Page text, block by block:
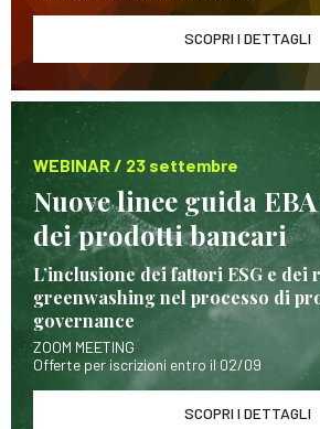
SCOPRI I DETTAGLI
WEBINAR / 23 settembre
Nuove linee guida
dei prodotti bancari
L’inclusione dei fattori ESG e dei
greenwashing nel processo di
governance
ZOOM MEETING
Offerte per iscrizioni entro il 02/09
SCOPRI I DETTAGLI